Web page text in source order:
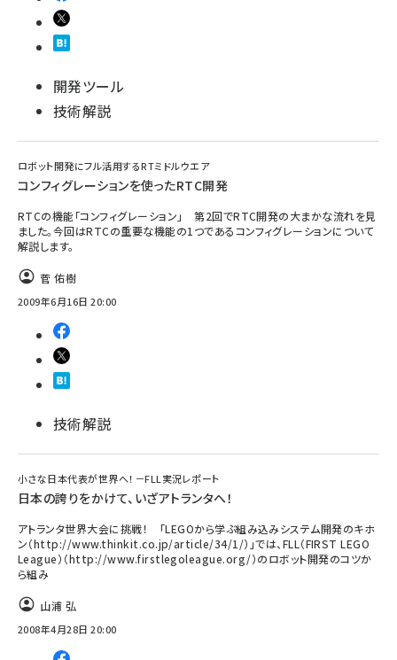
開発ツール
技術解説
ロボット開発にフル活用するRTミドルウエア
コンフィグレーションを使ったRTC開発
RTCの機能「コンフィグレーション」 第2回でRTC開発の大まかな流れを見
ました。今回はRTCの重要な機能の1つであるコンフィグレーションについて
解説します。
菅 佑樹
2009年6月16日 20:00
技術解説
小さな日本代表が世界へ！－FLL実況レポート
日本の誇りをかけて、いざアトランタへ！
アトランタ世界大会に挑戦！ 「LEGOから学ぶ組み込みシステム開発のキホ
ン（http://www.thinkit.co.jp/article/34/1/）」では、FLL（FIRST LEGO
League）（http://www.firstlegoleague.org/）のロボット開発のコツか
ら組み
山浦 弘
2008年4月28日 20:00